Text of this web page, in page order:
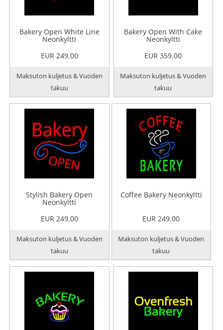
Bakery Open White Line
Neonkyltti
EUR 249.00
Maksuton kuljetus & Vuoden
takuu
Bakery Open With Cake
Neonkyltti
EUR 359.00
Maksuton kuljetus & Vuoden
takuu
Stylish Bakery Open
Neonkyltti
EUR 249.00
Maksuton kuljetus & Vuoden
takuu
Coffee Bakery Neonkyltti
EUR 249.00
Maksuton kuljetus & Vuoden
takuu